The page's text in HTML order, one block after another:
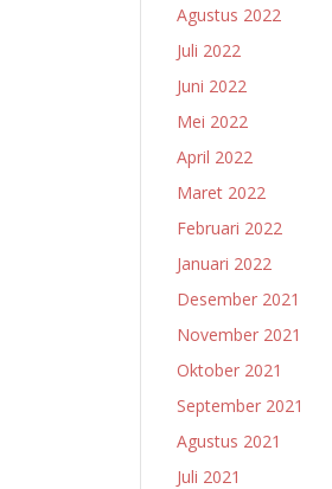
Agustus 2022
Juli 2022
Juni 2022
Mei 2022
April 2022
Maret 2022
Februari 2022
Januari 2022
Desember 2021
November 2021
Oktober 2021
September 2021
Agustus 2021
Juli 2021